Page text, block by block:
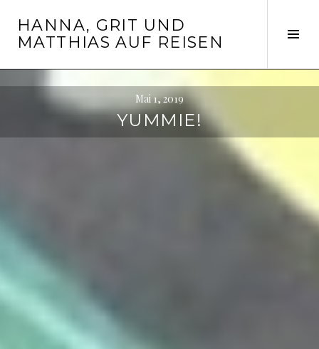
zum
Inhalt
HANNA, GRIT UND
MATTHIAS AUF REISEN
Mai 1, 2019
YUMMIE!